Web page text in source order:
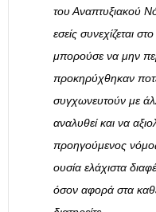
του Αναπτυξιακού
εσείς συνεχίζεται
μπορούσε να μην
προκηρύχθηκαν
συγχωνευτούν με
αναλυθεί και να
προηγούμενος
ουσία ελάχιστα
όσον αφορά στα